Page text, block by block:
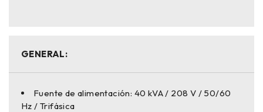
GENERAL:
Fuente de alimentación: 40 kVA / 208 V / 50/60
Hz / Trifásica